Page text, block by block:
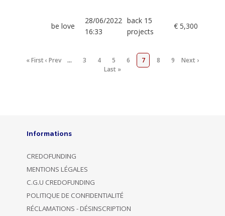
be love
28/06/2022
16:33
back 15
projects
€ 5,300
« First‹ Prev … 3 4 5 6 7 8 9
Next ›
Last »
Informations
CREDOFUNDING
MENTIONS LÉGALES
C.G.U CREDOFUNDING
POLITIQUE DE CONFIDENTIALITÉ
RÉCLAMATIONS - DÉSINSCRIPTION